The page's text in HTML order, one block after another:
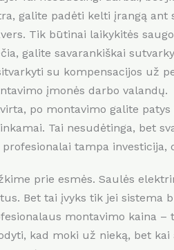
galite padėti kelti įrangą ant
Tik būtinai laikykitės
galite savarankiškai
su kompensacijos už
įmonės darbo valandų.
po montavimo galite
Tai nesudėtinga, bet
profesionalai tampa investicija,
prie esmės. Saulės
Bet tai įvyks tik jei sistema
montavimo kaina
kad moki už nieką, bet